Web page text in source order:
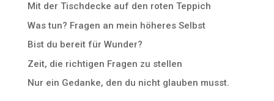
Mit der Tischdecke auf den roten Teppich
Was tun? Fragen an mein höheres Selbst
Bist du bereit für Wunder?
Zeit, die richtigen Fragen zu stellen
Nur ein Gedanke, den du nicht glauben musst.